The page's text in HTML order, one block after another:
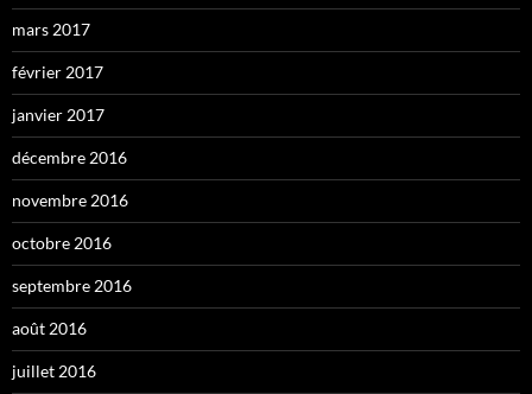
mars 2017
février 2017
janvier 2017
décembre 2016
novembre 2016
octobre 2016
septembre 2016
août 2016
juillet 2016